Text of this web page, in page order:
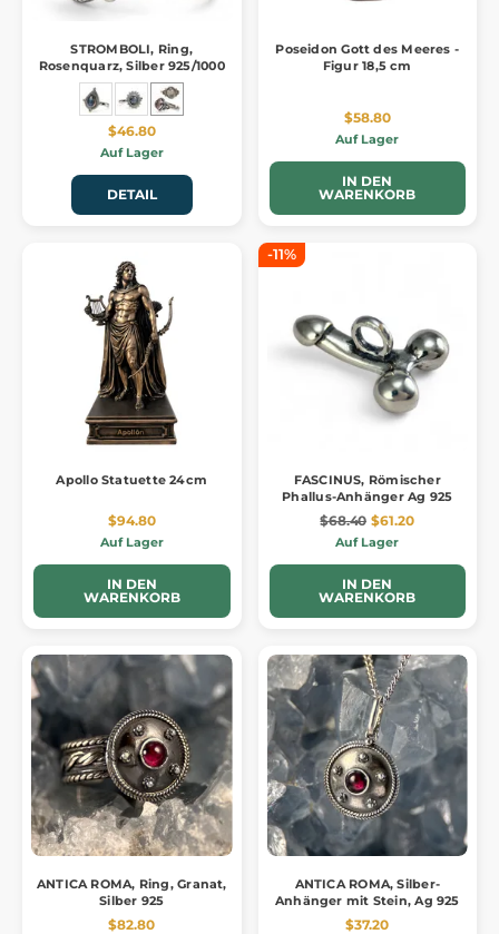
STROMBOLI, Ring,
Rosenquarz, Silber 925/1000
$46.80
Auf Lager
DETAIL
Poseidon Gott des Meeres -
Figur 18,5 cm
$58.80
Auf Lager
IN DEN
WARENKORB
Apollo Statuette 24cm
$94.80
Auf Lager
IN DEN
WARENKORB
-11%
FASCINUS, Römischer
Phallus-Anhänger Ag 925
$68.40 $61.20
Auf Lager
IN DEN
WARENKORB
ANTICA ROMA, Ring, Granat,
Silber 925
$82.80
ANTICA ROMA, Silber-
Anhänger mit Stein, Ag 925
$37.20